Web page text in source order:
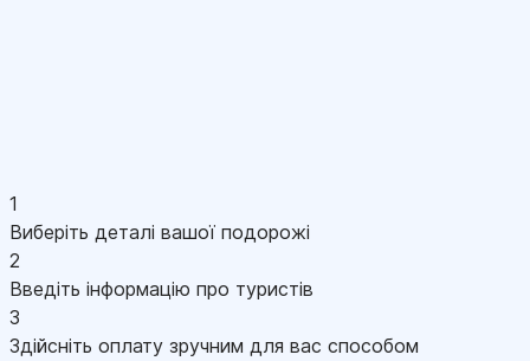
1
Виберіть деталі вашої подорожі
2
Введіть інформацію про туристів
3
Здійсніть оплату зручним для вас способом